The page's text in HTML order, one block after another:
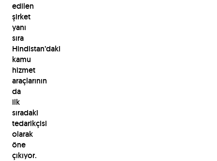
edilen
şirket
yanı
sıra
Hindistan’daki
kamu
hizmet
araçlarının
da
ilk
sıradaki
tedarikçisi
olarak
öne
çıkıyor.